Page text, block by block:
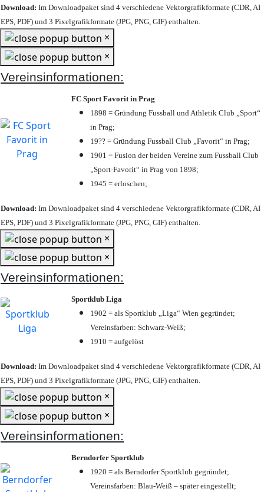
Download: Im Downloadpaket sind 4 verschiedene Vektorgrafikformate (CDR, AI
EPS, PDF) und 3 Pixelgrafikformate (JPG, PNG, GIF) enthalten.
×
×
Vereinsinformationen:
FC Sport Favorit in Prag
1898 = Gründung Fussball und Athletik Club „Sport“
in Prag;
19?? = Gründung Fussball Club „Favorit“ in Prag;
1901 = Fusion der beiden Vereine zum Fussball Club
„Sport-Favorit“ in Prag von 1898;
1945 = erloschen;
Download: Im Downloadpaket sind 4 verschiedene Vektorgrafikformate (CDR, AI
EPS, PDF) und 3 Pixelgrafikformate (JPG, PNG, GIF) enthalten.
×
×
Vereinsinformationen:
Sportklub Liga
1902 = als Sportklub „Liga“ Wien gegründet;
Vereinsfarben: Schwarz-Weiß;
1910 = aufgelöst
Download: Im Downloadpaket sind 4 verschiedene Vektorgrafikformate (CDR, AI
EPS, PDF) und 3 Pixelgrafikformate (JPG, PNG, GIF) enthalten.
×
×
Vereinsinformationen:
Berndorfer Sportklub
1920 = als Berndorfer Sportklub gegründet;
Vereinsfarben: Blau-Weiß – später eingestellt;